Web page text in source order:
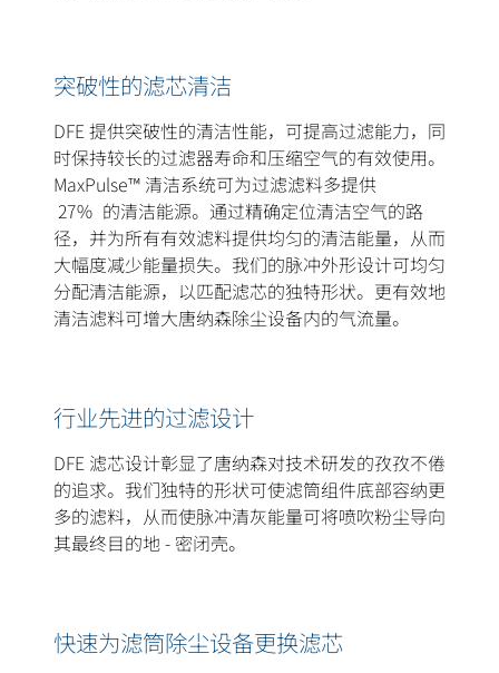
突破性的滤芯清洁
DFE 提供突破性的清洁性能，可提高过滤能力，同
时保持较长的过滤器寿命和压缩空气的有效使用。
MaxPulse™ 清洁系统可为过滤滤料多提供
27％ 的清洁能源。通过精确定位清洁空气的路
径，并为所有有效滤料提供均匀的清洁能量，从而
大幅度减少能量损失。我们的脉冲外形设计可均匀
分配清洁能源，以匹配滤芯的独特形状。更有效地
清洁滤料可增大唐纳森除尘设备内的气流量。
行业先进的过滤设计
DFE 滤芯设计彰显了唐纳森对技术研发的孜孜不倦
的追求。我们独特的形状可使滤筒组件底部容纳更
多的滤料，从而使脉冲清灰能量可将喷吹粉尘导向
其最终目的地 - 密闭壳。
快速为滤筒除尘设备更换滤芯